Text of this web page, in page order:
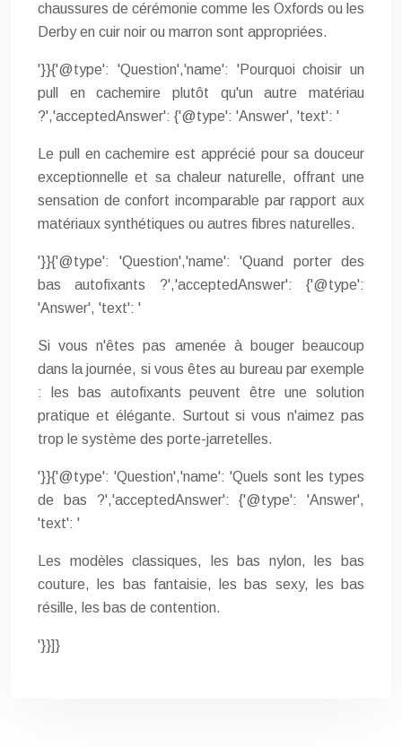
chaussures de cérémonie comme les Oxfords ou les
Derby en cuir noir ou marron sont appropriées.
'}}{'@type': 'Question','name': 'Pourquoi choisir un
pull en cachemire plutôt qu'un autre matériau
?','acceptedAnswer': {'@type': 'Answer', 'text': '
Le pull en cachemire est apprécié pour sa douceur
exceptionnelle et sa chaleur naturelle, offrant une
sensation de confort incomparable par rapport aux
matériaux synthétiques ou autres fibres naturelles.
'}}{'@type': 'Question','name': 'Quand porter des
bas autofixants ?','acceptedAnswer': {'@type':
'Answer', 'text': '
Si vous n'êtes pas amenée à bouger beaucoup
dans la journée, si vous êtes au bureau par exemple
: les bas autofixants peuvent être une solution
pratique et élégante. Surtout si vous n'aimez pas
trop le système des porte-jarretelles.
'}}{'@type': 'Question','name': 'Quels sont les types
de bas ?','acceptedAnswer': {'@type': 'Answer',
'text': '
Les modèles classiques, les bas nylon, les bas
couture, les bas fantaisie, les bas sexy, les bas
résille, les bas de contention.
'}}]}